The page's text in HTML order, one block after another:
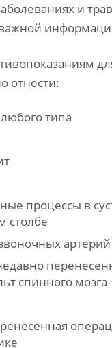
и
отнести:
типа
процессы в
столбе
артерий
спинного мозга